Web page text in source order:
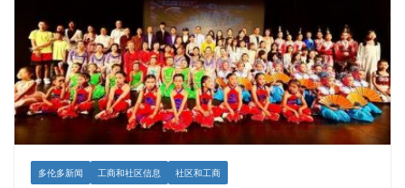
多伦多新闻 工商和社区信息 社区和工商